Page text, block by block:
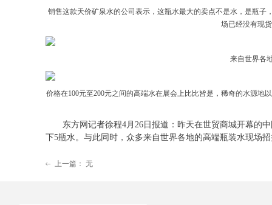
销售这款天价矿泉水的公司表示，这瓶水最大的卖点不是水，是瓶
场已经没有现
来自世界各
价格在100元至200元之间的高端水在展会上比比皆是，稀奇的水源
东方网记者徐程4月26日报道：昨天在世贸商城开幕的中
下5瓶水。与此同时，众多来自世界各地的高端瓶装水现场
ꂃ 上一篇： 无